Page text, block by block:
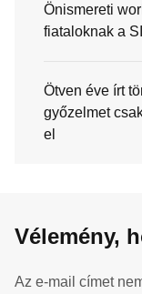
Önismereti
fiataloknak a
Ötven éve írt
győzelmet
el
Vélemény,
Az e-mail címet